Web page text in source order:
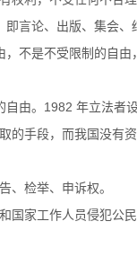
言论、出版、集会、
，不是不受限制的自
由。1982 年立法者
的手段，而我国没有
、检举、申诉权。
国家工作人员侵犯公